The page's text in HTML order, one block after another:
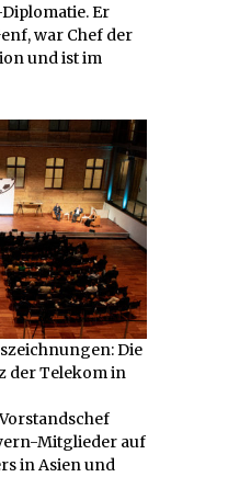
Er
war Chef der
und ist im
Die
der Telekom in
Mitglieder auf
in Asien und